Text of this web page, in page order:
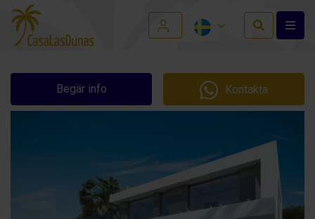
Begär info Kontakta